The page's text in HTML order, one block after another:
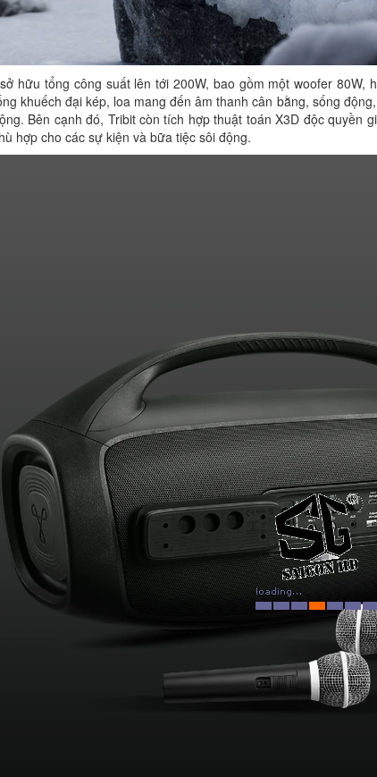
hữu tổng công suất lên tới 200W, bao gồm một woofer 80W,
khuếch đại kép, loa mang đến âm thanh cân bằng, sống
Bên cạnh đó, Tribit còn tích hợp thuật toán X3D độc quyền
hợp cho các sự kiện và bữa tiệc sôi động.